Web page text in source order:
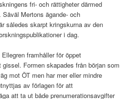
fri- och rättigheter därmed
Mertons ägande- och
således skarpt kringskurna av den
i dag.
Ellegren framhåller för öppet
gissel. Formen skapades från början som
mot ÖT men har mer eller mindre
av förlagen för att
att ta ut både prenumerationsavgifter